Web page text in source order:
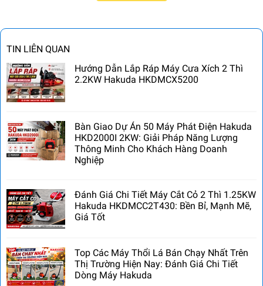
TIN LIÊN QUAN
Hướng Dẫn Lắp Ráp Máy Cưa Xích 2 Thì
2.2KW Hakuda HKDMCX5200
Bàn Giao Dự Án 50 Máy Phát Điện Hakuda
HKD2000I 2KW: Giải Pháp Năng Lượng
Thông Minh Cho Khách Hàng Doanh
Nghiệp
Đánh Giá Chi Tiết Máy Cắt Cỏ 2 Thì 1.25KW
Hakuda HKDMCC2T430: Bền Bỉ, Mạnh Mẽ,
Giá Tốt
Top Các Máy Thổi Lá Bán Chạy Nhất Trên
Thị Trường Hiện Nay: Đánh Giá Chi Tiết
Dòng Máy Hakuda